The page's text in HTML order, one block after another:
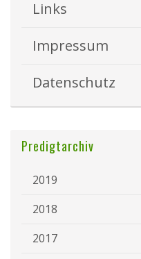
Links
Impressum
Datenschutz
Predigtarchiv
2019
2018
2017